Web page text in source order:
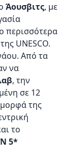
Άουσβιτς, µε
περισσότερα
UNESCO.
Από τα
να
, την
σε 12
της
το
5*